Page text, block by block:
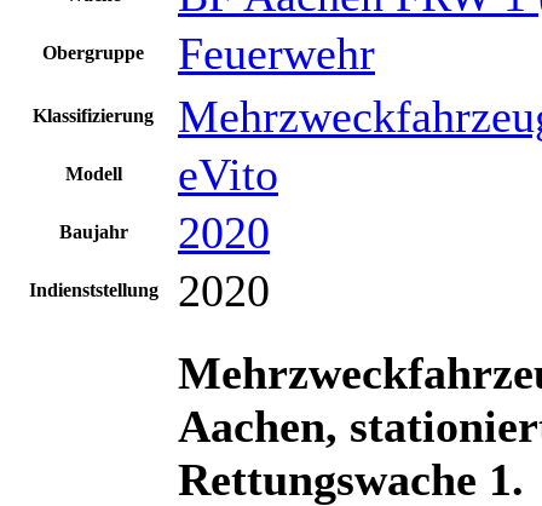
Obergruppe Feuerwehr
Klassifizierung
Modell eVito
Baujahr 2020
Indienststellung 2020
Aachen,
Rettungswache 1.